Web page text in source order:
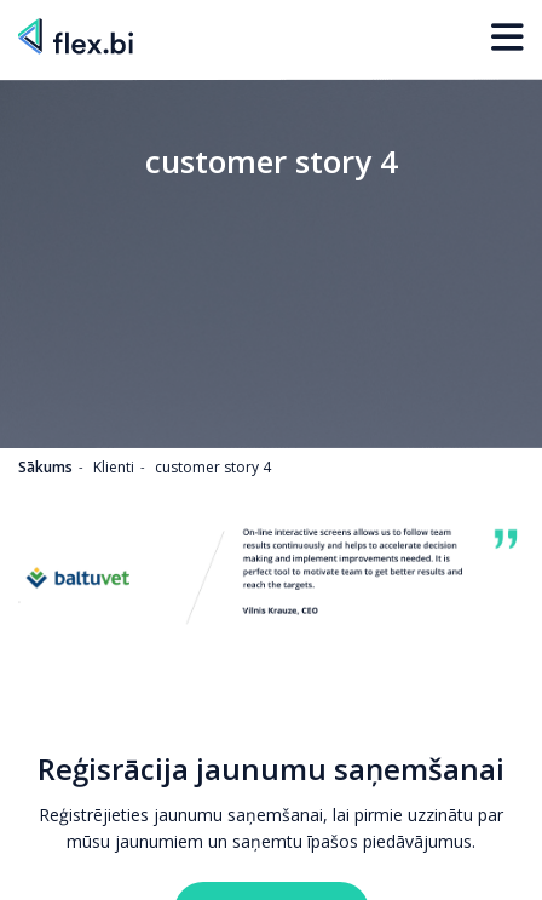
customer story 4
Sākums Klienti customer story 4
Reģisrācija jaunumu saņemšanai
Reģistrējieties jaunumu saņemšanai, lai pirmie uzzinātu par
mūsu jaunumiem un saņemtu īpašos piedāvājumus.